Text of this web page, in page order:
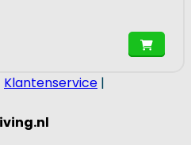
Klantenservice |